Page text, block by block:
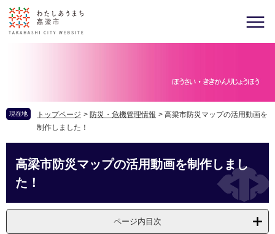
現在地 トップページ > 防災・危機管理情報 > 高梁市防災マップの活用動画を
制作しました！
高梁市防災マップの活用動画を制作しまし
た！
ページ内目次